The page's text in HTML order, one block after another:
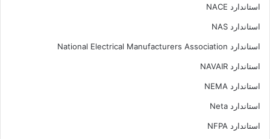
استاندارد NACE
استاندارد NAS
استاندارد National Electrical Manufacturers Association
استاندارد NAVAIR
استاندارد NEMA
استاندارد Neta
استاندارد NFPA